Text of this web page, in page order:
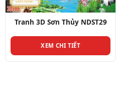
Tranh 3D Sơn Thủy NDST29
XEM CHI TIẾT